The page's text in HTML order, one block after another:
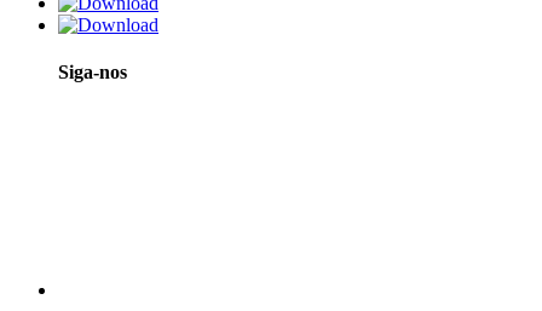
Siga-nos